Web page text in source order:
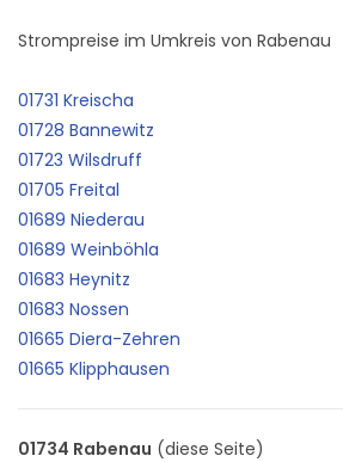
Strompreise im Umkreis von Rabenau
01731 Kreischa
01728 Bannewitz
01723 Wilsdruff
01705 Freital
01689 Niederau
01689 Weinböhla
01683 Heynitz
01683 Nossen
01665 Diera-Zehren
01665 Klipphausen
01734 Rabenau (diese Seite)